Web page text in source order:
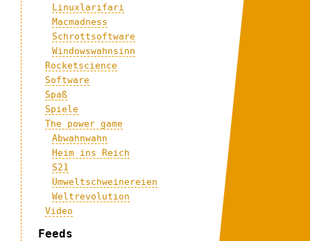
Linuxlarifari
Macmadness
Schrottsoftware
Windowswahnsinn
Rocketscience
Software
Spaß
Spiele
The power game
Abwahnwahn
Heim ins Reich
S21
Umweltschweinereien
Weltrevolution
Video
Feeds